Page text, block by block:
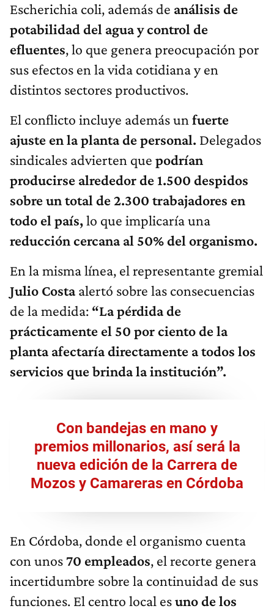
Escherichia coli, además de análisis de
potabilidad del agua y control de
efluentes, lo que genera preocupación por
sus efectos en la vida cotidiana y en
distintos sectores productivos.
El conflicto incluye además un fuerte
ajuste en la planta de personal. Delegados
sindicales advierten que podrían
producirse alrededor de 1.500 despidos
sobre un total de 2.300 trabajadores en
todo el país,lo que implicaría una
reducción cercana al 50% del organismo.
En la misma línea, el representante gremial
Julio Costaalertó sobre las consecuencias
de la medida: “La pérdida de
prácticamente el 50 por ciento de la
planta afectaría directamente a todos los
servicios que brinda la institución”.
Con bandejas en mano y
premios millonarios, así será la
nueva edición de la Carrera de
Mozos y Camareras en Córdoba
En Córdoba, donde el organismo cuenta
con unos 70 empleados, el recorte genera
incertidumbre sobre la continuidad de sus
funciones. El centro local esuno de los